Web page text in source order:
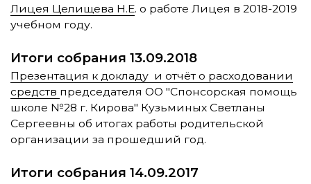
Лицея Целищева Н.Е. о работе Лицея в 2018-2019
учебном году.
Итоги собрания 13.09.2018
Презентация к докладу и отчёт о расходовании
средств председателя ОО "Спонсорская помощь
школе №28 г. Кирова" Кузьминых Светланы
Сергеевны об итогах работы родительской
организации за прошедший год.
Итоги собрания 14.09.2017